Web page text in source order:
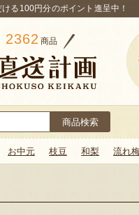
る100円分のポイント進呈中！
2362 商品
お中元 枝豆 和梨 流れ